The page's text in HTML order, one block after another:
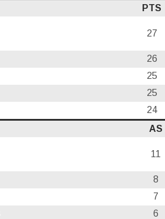
PTS
27
26
25
25
24
AS
11
8
7
6